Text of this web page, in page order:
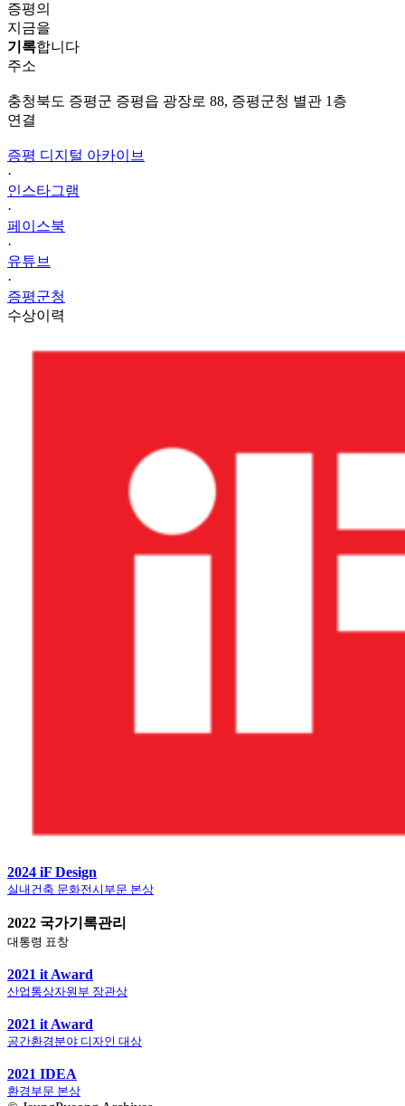
증평의
지금을
기록합니다
주소
충청북도 증평군 증평읍 광장로 88, 증평군청 별관 1층
연결
증평 디지털 아카이브
·
인스타그램
·
페이스북
·
유튜브
·
증평군청
수상이력
2024 iF Design
실내건축 문화전시부문 본상
2022 국가기록관리
대통령 표창
2021 it Award
산업통상자원부 장관상
2021 it Award
공간환경분야 디자인 대상
2021 IDEA
환경부문 본상